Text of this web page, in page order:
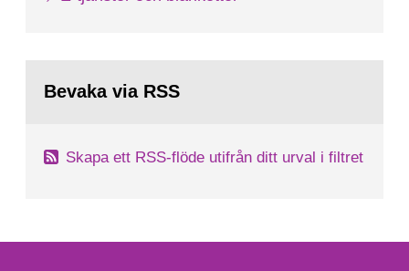
Bevaka via RSS
Skapa ett RSS-flöde utifrån ditt urval i filtret